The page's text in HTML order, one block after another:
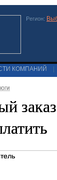
Регион:
КОМПАНИЙ